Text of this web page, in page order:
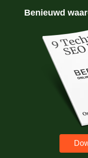
Benieuwd